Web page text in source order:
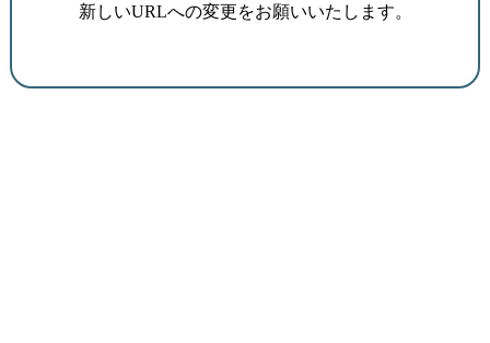
新しいURLへの変更をお願いいたします。